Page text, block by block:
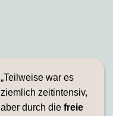
„Teilweise war es
ziemlich zeitintensiv,
aber durch die freie